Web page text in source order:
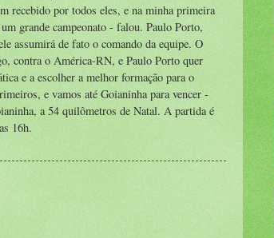
recebido por todos eles, e na minha primeira
grande campeonato - falou. Paulo Porto,
assumirá de fato o comando da equipe. O
contra o América-RN, e Paulo Porto quer
e a escolher a melhor formação para o
e vamos até Goianinha para vencer -
a 54 quilômetros de Natal. A partida é
16h.